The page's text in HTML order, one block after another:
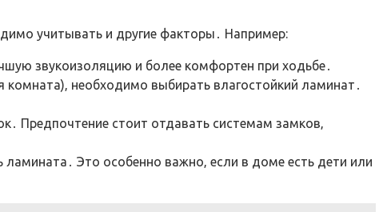
учитывать и другие факторы․ Например:
звукоизоляцию и более комфортен при ходьбе․
необходимо выбирать влагостойкий ламинат․
Предпочтение стоит отдавать системам замков‚
Это особенно важно‚ если в доме есть дети или